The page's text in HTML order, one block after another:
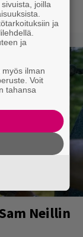
Neillin
joilla
ja
ja
ilman
Voit
tahansa